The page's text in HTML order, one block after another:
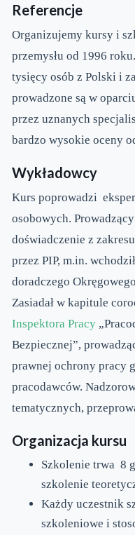
Referencje
Organizujemy kursy i
przemysłu od 1996
tysięcy osób z Polski i
prowadzone są w
przez uznanych
bardzo wysokie oceny
Wykładowcy
Kurs poprowadzi
osobowych.
doświadczenie z
przez PIP, m.in.
doradczego
Zasiadał w kapitule
Inspektora Pracy
Bezpiecznej”,
prawnej ochrony pracy
pracodawców.
tematycznych,
Organizacja kursu
Szkolenie trwa 8
szkolenie
Każdy uczestnik
szkoleniowe i